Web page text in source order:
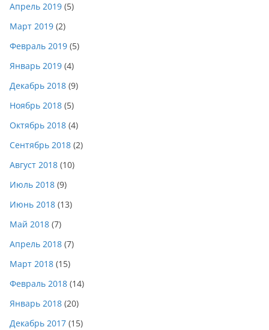
Апрель 2019 (5)
Март 2019 (2)
Февраль 2019 (5)
Январь 2019 (4)
Декабрь 2018 (9)
Ноябрь 2018 (5)
Октябрь 2018 (4)
Сентябрь 2018 (2)
Август 2018 (10)
Июль 2018 (9)
Июнь 2018 (13)
Май 2018 (7)
Апрель 2018 (7)
Март 2018 (15)
Февраль 2018 (14)
Январь 2018 (20)
Декабрь 2017 (15)